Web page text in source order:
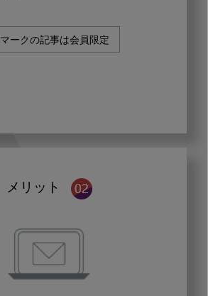
マークの記事は会員限定
メリット